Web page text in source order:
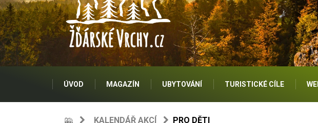
ÚVOD MAGAZÍN UBYTOVÁNÍ TURISTICKÉ CÍLE
KALENDÁŘ AKCÍ PRO DĚTI